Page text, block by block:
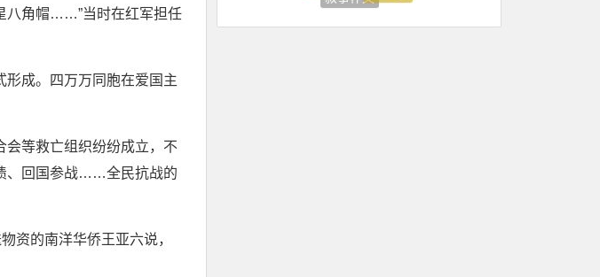
八角帽……”当时在红军担任
成。四万万同胞在爱国主
等救亡组织纷纷成立，不
、回国参战……全民抗战的
资的南洋华侨王亚六说，